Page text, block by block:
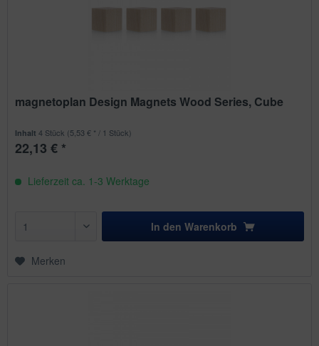
magnetoplan Design Magnets Wood Series, Cube
Inhalt4 Stück (5,53 € * / 1 Stück)
22,13 € *
Lieferzeit ca. 1-3 Werktage
In den Warenkorb
Merken